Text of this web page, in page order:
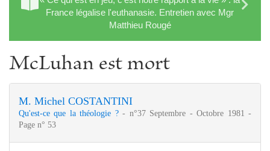
France légalise l'euthanasie. Entretien avec Mgr
Matthieu Rougé
McLuhan est mort
M. Michel COSTANTINI
Qu'est-ce que la théologie ?- n°37 Septembre - Octobre 1981 -
Page n° 53